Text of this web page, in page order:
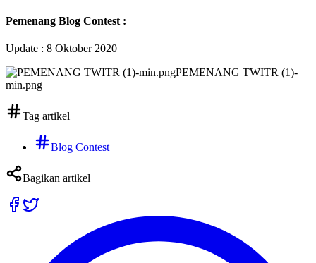
Pemenang Blog Contest :
Update : 8 Oktober 2020
PEMENANG TWITR (1)-
min.png
Tag artikel
Blog Contest
Bagikan artikel